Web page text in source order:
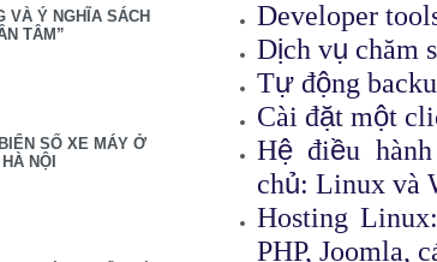
VÀ Ý NGHĨA SÁCH
TÂM”
SỐ XE MÁY Ở
NỘI
Developer
Dịch vụ chăm
Tự động
Cài đặt một
Hệ điều
chủ: Linux và
Hosting
PHP, Joomla,